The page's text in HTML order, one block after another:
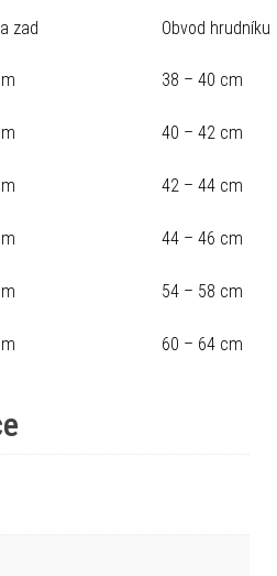
zad Obvod hrudníku
38 – 40 cm
40 – 42 cm
42 – 44 cm
44 – 46 cm
54 – 58 cm
60 – 64 cm